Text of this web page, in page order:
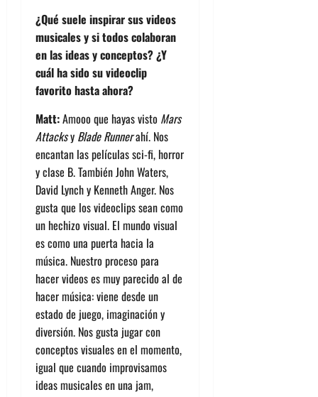
¿Qué suele inspirar sus videos
musicales y si todos colaboran
en las ideas y conceptos? ¿Y
cuál ha sido su videoclip
favorito hasta ahora?
Matt:Amooo que hayas visto Mars
Attacksy Blade Runnerahí. Nos
encantan las películas sci-fi, horror
y clase B. También John Waters,
David Lynch y Kenneth Anger. Nos
gusta que los videoclips sean como
un hechizo visual. El mundo visual
es como una puerta hacia la
música. Nuestro proceso para
hacer videos es muy parecido al de
hacer música: viene desde un
estado de juego, imaginación y
diversión. Nos gusta jugar con
conceptos visuales en el momento,
igual que cuando improvisamos
ideas musicales en una jam,